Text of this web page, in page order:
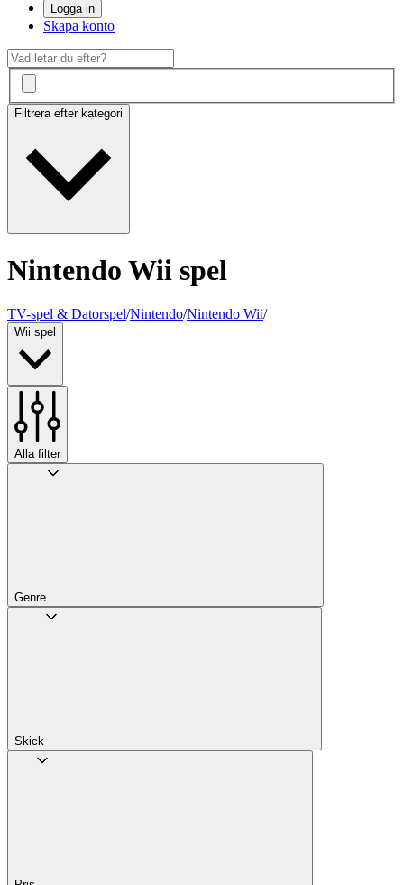
Logga in
Skapa konto
Filtrera efter kategori
Nintendo Wii spel
TV-spel & Datorspel/Nintendo/Nintendo Wii/
Wii spel
Alla filter
Genre
Skick